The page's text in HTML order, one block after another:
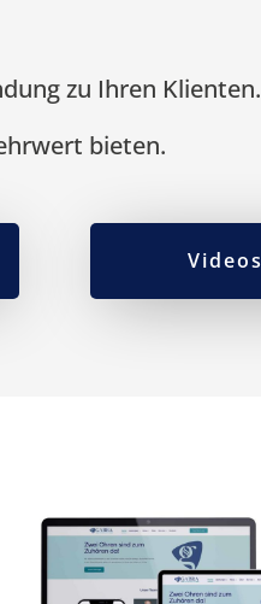
zu Ihren Klienten.
bieten.
Videos